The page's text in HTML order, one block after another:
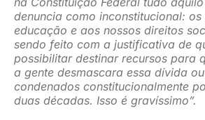
denuncia como inconstitucional: os
educação e aos nossos direitos
sendo feito com a justificativa de
possibilitar destinar recursos para
a gente desmascara essa dívida
condenados constitucionalmente
duas décadas. Isso é gravíssimo”.